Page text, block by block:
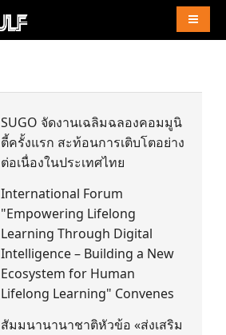
SUGO จัดงานเฉลิมฉลองคอมมูนิ
ตี้ครั้งแรก สะท้อนการเติบโตอย่าง
ต่อเนื่องในประเทศไทย
International Forum
"Empowering Lifelong
Learning Through Digital
Intelligence – Building a New
Ecosystem for Human
Lifelong Learning" Convenes
สัมมนานานาชาติหัวข้อ «ส่งเสริม